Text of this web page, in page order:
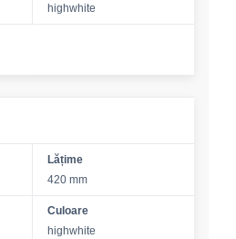
highwhite
Lățime
420 mm
Culoare
highwhite